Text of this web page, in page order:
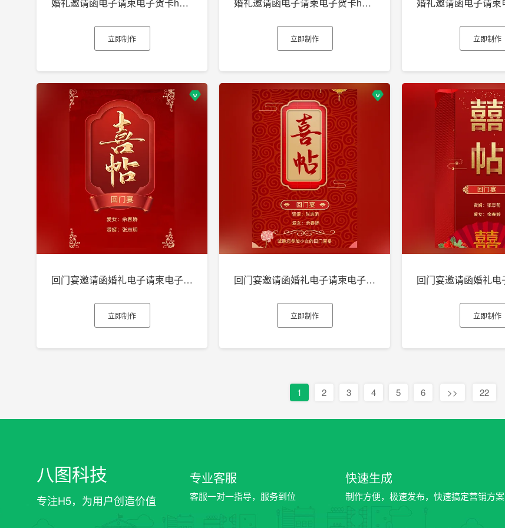
婚礼邀请函电子请柬电子贺卡h5制作
立即制作
婚礼邀请函电子请柬电子贺卡h5制作
立即制作 立即制作
回门宴邀请函婚礼电子请柬电子贺卡h5制作
立即制作
回门宴邀请函婚礼电子请柬电子贺卡h5制作
立即制作 立即制作
1 2 3 4 5 6 >> 22
八图科技
专注H5，为用户创造价值
专业客服
客服一对一指导，服务到位
快速生成
制作方便，极速发布，快速搞定营销方案